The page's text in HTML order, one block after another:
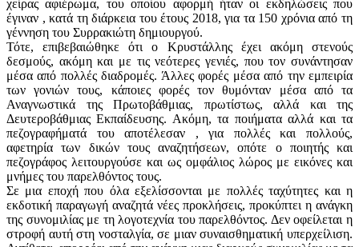
χείρας αφιέρωμα, του οποίου αφορμή ήταν οι εκδηλώσεις που
έγιναν , κατά τη διάρκεια του έτους 2018, για τα 150 χρόνια από τη
γέννηση του Συρρακιώτη δημιουργού.
Τότε, επιβεβαιώθηκε ότι ο Κρυστάλλης έχει ακόμη στενούς
δεσμούς, ακόμη και με τις νεότερες γενιές, που τον συνάντησαν
μέσα από πολλές διαδρομές. Άλλες φορές μέσα από την εμπειρία
των γονιών τους, κάποιες φορές τον θυμόνταν μέσα από τα
Αναγνωστικά της Πρωτοβάθμιας, πρωτίστως, αλλά και της
Δευτεροβάθμιας Εκπαίδευσης. Ακόμη, τα ποιήματα αλλά και τα
πεζογραφήματά του αποτέλεσαν , για πολλές και πολλούς,
αφετηρία των δικών τους αναζητήσεων, οπότε ο ποιητής και
πεζογράφος λειτουργούσε και ως ομφάλιος λώρος με εικόνες και
μνήμες του παρελθόντος τους.
Σε μια εποχή που όλα εξελίσσονται με πολλές ταχύτητες και η
εκδοτική παραγωγή αναζητά νέες προκλήσεις, προκύπτει η ανάγκη
της συνομιλίας με τη λογοτεχνία του παρελθόντος. Δεν οφείλεται η
στροφή αυτή στη νοσταλγία, σε μιαν συναισθηματική υπερχείλιση.